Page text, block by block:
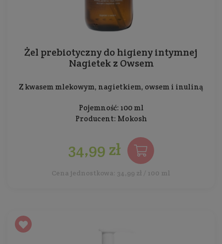
Żel prebiotyczny do higieny intymnej
Nagietek z Owsem
Z kwasem mlekowym, nagietkiem, owsem i inuliną
Pojemność: 100 ml
Producent: Mokosh
34,99 zł
Cena jednostkowa: 34,99 zł / 100 ml